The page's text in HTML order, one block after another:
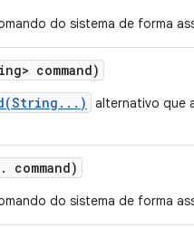
do sistema de forma
command)
alternativo que
. command)
do sistema de forma